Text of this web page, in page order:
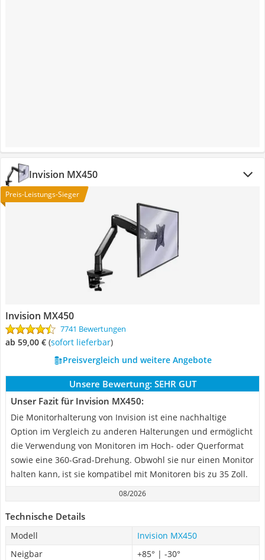
Invision MX450
Preis-Leistungs-Sieger
Invision MX450
7741 Bewertungen
ab 59,00 € ( Sofort lieferbar)
Preisvergleich und weitere Angebote
Unsere Bewertung: SEHR GUT
Unser Fazit für Invision MX450:
Die Monitorhalterung von Invision ist eine nachhaltige
Option im Vergleich zu anderen Halterungen und ermöglicht
die Verwendung von Monitoren im Hoch- oder Querformat
sowie eine 360-Grad-Drehung. Obwohl sie nur einen Monitor
halten kann, ist sie kompatibel mit Monitoren bis zu 35 Zoll.
08/2026
Technische Details
Modell
Invision MX450
Neigbar
+85° | -30°